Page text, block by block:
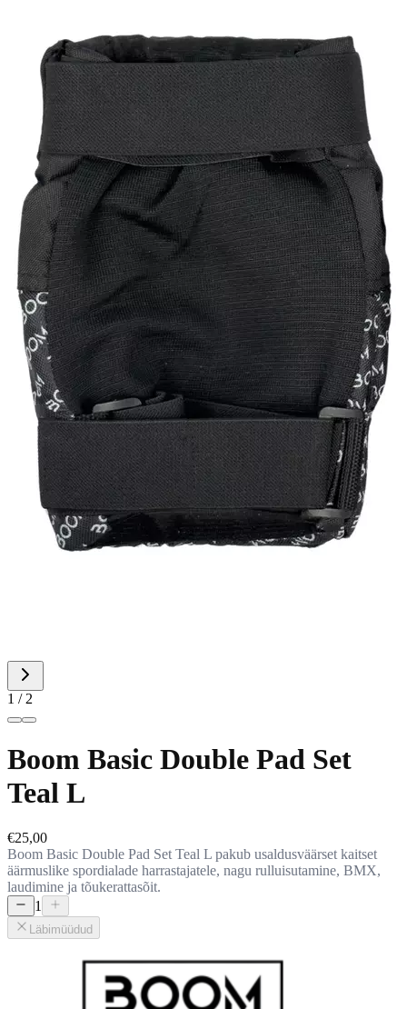
1 / 2
Boom Basic Double Pad Set
Teal L
€25,00
Boom Basic Double Pad Set Teal L pakub usaldusväärset kaitset
äärmuslike spordialade harrastajatele, nagu rulluisutamine, BMX,
laudimine ja tõukerattasõit.
1
Läbimüüdud